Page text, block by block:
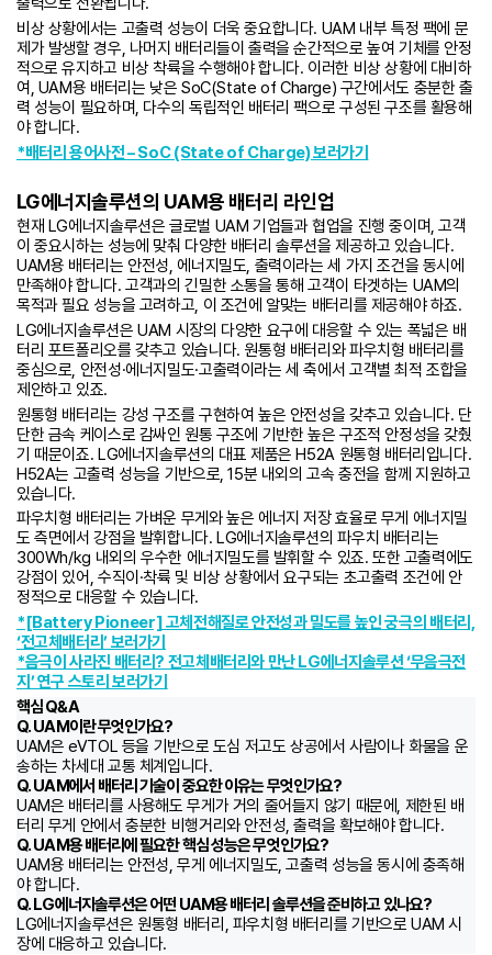
비상 상황에서는 고출력 성능이 더욱 중요합니다. UAM 내부 특정 팩에 문
제가 발생할 경우, 나머지 배터리들이 출력을 순간적으로 높여 기체를 안정
적으로 유지하고 비상 착륙을 수행해야 합니다. 이러한 비상 상황에 대비하
여, UAM용 배터리는 낮은 SoC(State of Charge) 구간에서도 충분한 출
력 성능이 필요하며, 다수의 독립적인 배터리 팩으로 구성된 구조를 활용해
야 합니다.
*배터리 용어사전 – SoC (State of Charge) 보러가기
LG에너지솔루션의 UAM용 배터리 라인업
현재 LG에너지솔루션은 글로벌 UAM 기업들과 협업을 진행 중이며, 고객
이 중요시하는 성능에 맞춰 다양한 배터리 솔루션을 제공하고 있습니다.
UAM용 배터리는 안전성, 에너지밀도, 출력이라는 세 가지 조건을 동시에
만족해야 합니다. 고객과의 긴밀한 소통을 통해 고객이 타겟하는 UAM의
목적과 필요 성능을 고려하고, 이 조건에 알맞는 배터리를 제공해야 하죠.
LG에너지솔루션은 UAM 시장의 다양한 요구에 대응할 수 있는 폭넓은 배
터리 포트폴리오를 갖추고 있습니다. 원통형 배터리와 파우치형 배터리를
중심으로, 안전성·에너지밀도·고출력이라는 세 축에서 고객별 최적 조합을
제안하고 있죠.
원통형 배터리는 강성 구조를 구현하여 높은 안전성을 갖추고 있습니다. 단
단한 금속 케이스로 감싸인 원통 구조에 기반한 높은 구조적 안정성을 갖췄
기 때문이죠. LG에너지솔루션의 대표 제품은 H52A 원통형 배터리입니다.
H52A는 고출력 성능을 기반으로, 15분 내외의 고속 충전을 함께 지원하고
있습니다.
파우치형 배터리는 가벼운 무게와 높은 에너지 저장 효율로 무게 에너지밀
도 측면에서 강점을 발휘합니다. LG에너지솔루션의 파우치 배터리는
300Wh/kg 내외의 우수한 에너지밀도를 발휘할 수 있죠. 또한 고출력에도
강점이 있어, 수직이·착륙 및 비상 상황에서 요구되는 초고출력 조건에 안
정적으로 대응할 수 있습니다.
*[Battery Pioneer] 고체전해질로 안전성과 밀도를 높인 궁극의 배터리,
‘전고체배터리’ 보러가기
*음극이 사라진 배터리? 전고체배터리와 만난 LG에너지솔루션 ‘무음극전
지’ 연구 스토리 보러가기
핵심 Q&A
Q. UAM이란 무엇인가요?
UAM은 eVTOL 등을 기반으로 도심 저고도 상공에서 사람이나 화물을 운
송하는 차세대 교통 체계입니다.
Q. UAM에서 배터리 기술이 중요한 이유는 무엇인가요?
UAM은 배터리를 사용해도 무게가 거의 줄어들지 않기 때문에, 제한된 배
터리 무게 안에서 충분한 비행거리와 안전성, 출력을 확보해야 합니다.
Q. UAM용 배터리에 필요한 핵심 성능은 무엇인가요?
UAM용 배터리는 안전성, 무게 에너지밀도, 고출력 성능을 동시에 충족해
야 합니다.
Q. LG에너지솔루션은 어떤 UAM용 배터리 솔루션을 준비하고 있나요?
LG에너지솔루션은 원통형 배터리, 파우치형 배터리를 기반으로 UAM 시
장에 대응하고 있습니다.